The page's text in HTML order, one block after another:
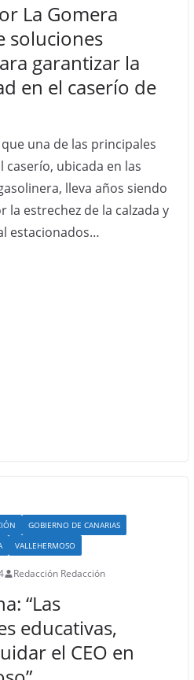
La Gomera
soluciones
garantizar la
en el caserío de
una de las principales
caserío, ubicada en las
lleva años siendo
la estrechez de la calzada y
estacionados…
GOBIERNO DE CANARIAS
VALLEHERMOSO
Redacción Redacción
“Las
educativas,
el CEO en